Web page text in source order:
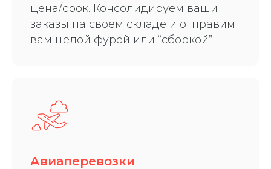
цена/срок. Консолидируем ваши
заказы на своем складе и отправим
вам целой фурой или “сборкой”.
Авиаперевозки